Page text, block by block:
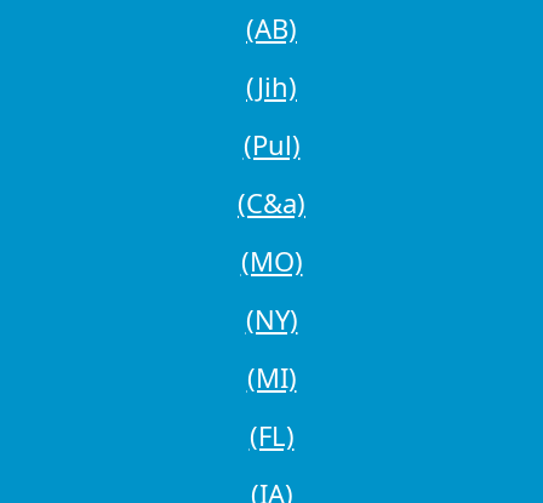
(AB)
(Jih)
(Pul)
(C&a)
(MO)
(NY)
(MI)
(FL)
(IA)